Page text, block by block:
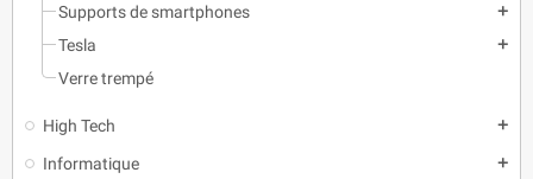
Supports de smartphones
add
Tesla add
Verre trempé
High Tech add
Informatique add